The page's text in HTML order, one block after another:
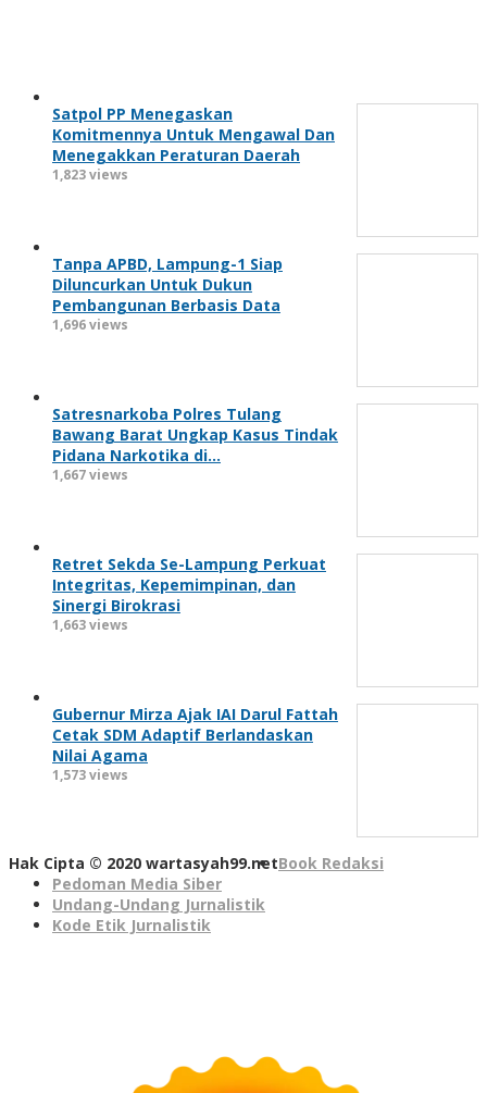
Satpol PP Menegaskan
Komitmennya Untuk Mengawal Dan
Menegakkan Peraturan Daerah
1,823 views
Tanpa APBD, Lampung-1 Siap
Diluncurkan Untuk Dukun
Pembangunan Berbasis Data
1,696 views
Satresnarkoba Polres Tulang
Bawang Barat Ungkap Kasus Tindak
Pidana Narkotika di…
1,667 views
Retret Sekda Se-Lampung Perkuat
Integritas, Kepemimpinan, dan
Sinergi Birokrasi
1,663 views
Gubernur Mirza Ajak IAI Darul Fattah
Cetak SDM Adaptif Berlandaskan
Nilai Agama
1,573 views
Hak Cipta © 2020 wartasyah99.netBook Redaksi
Pedoman Media Siber
Undang-Undang Jurnalistik
Kode Etik Jurnalistik